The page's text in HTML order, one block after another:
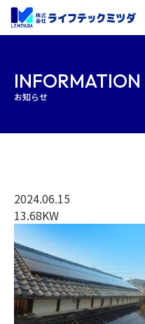
会社案内
経営理念
事業紹介
施工事例
採用情報
協力業者の皆様へ
INFORMATION
お知らせ
2024.06.15
13.68KW